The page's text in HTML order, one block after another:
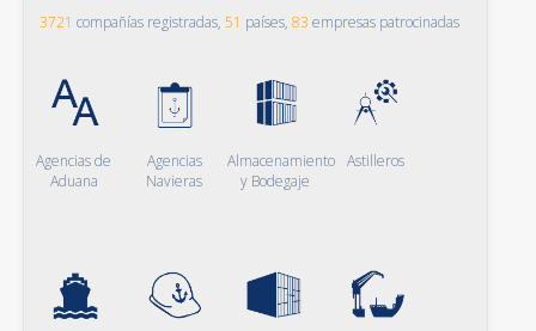
3721 compañías registradas, 51 países, 83 empresas patrocinadas
Agencias de
Aduana
Agencias
Navieras
Almacenamiento
y Bodegaje
Astilleros